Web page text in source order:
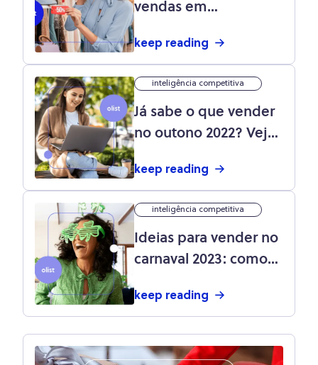
vendas em
podem te ajudar a
[saiba como]
keep reading
inteligência competitiva
Já sabe o que vender
no outono 2022? Veja
bombar no e-
keep reading
inteligência competitiva
Ideias para vender no
carnaval 2023: como
a festa
keep reading